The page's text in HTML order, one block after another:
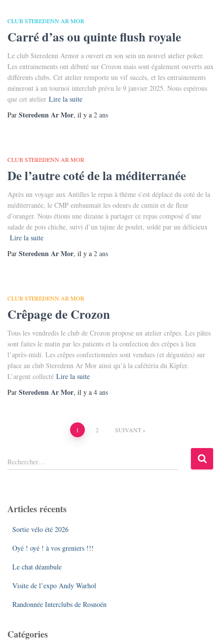
CLUB STEREDENN AR MOR
Carré d’as ou quinte flush royale
Le club Steredenn Armor a ouvert en son sein un nouvel atelier poker.
Les entrainements ont débuté sur Crozon mais sont également ouverts aux
différents clubs. Cet atelier remporte un vif succès, et les entrainements
mèneront à un tournoi interclub prévu le 9 janvier 2025. Nous espérons
que cet atelier Lire la suite
Par Steredenn Ar Mor, il y a 2 ans
CLUB STEREDENN AR MOR
De l’autre coté de la méditerranée
Après un voyage aux Antilles le repas à thème s’est déplacé du coté de la
méditerranée, le CMP embaumait les odeurs de cumin et de fleur
d’oranger. Nous étions une dizaine à partager ce repas composé d’une
salade de pois chiche, suivi d’un tajine de poulet, soldé par un délicieux
Lire la suite
Par Steredenn Ar Mor, il y a 2 ans
CLUB STEREDENN AR MOR
Crêpage de Crozon
Tous les vendredis le club de Crozon propose un atelier crêpes. Les pâtes
sont faites le matin par les patients et la confection des crêpes à lieu
l’après-midi. Les crêpes confectionnées sont vendues (et dégustées) sur
place au club Steredenn Ar Mor ainsi qu’à la cafétéria du Kipfer.
L’argent collecté Lire la suite
Par Steredenn Ar Mor, il y a 4 ans
des
1 2 SUIVANT
R
e
r
Rechercher…
Articles récents
Sortie vélo été 2026
Oyé ! oyé ! à vos greniers !!!
Le chat déambule
Visite de l’expo Andy Warhol
Randonnée Interclubs de Rosnoën
Catégories